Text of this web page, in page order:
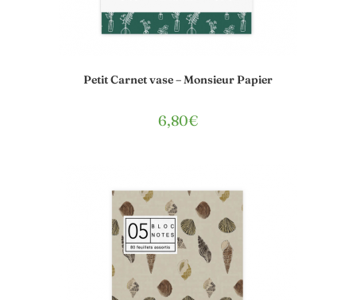
Petit Carnet vase – Monsieur Papier
6,80€